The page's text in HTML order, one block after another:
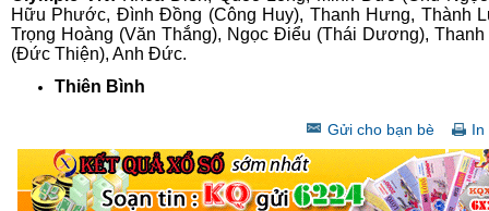
Hữu Phước, Đình Đồng (Công Huy), Thanh Hưng, Thành
Trọng Hoàng (Văn Thắng), Ngọc Điểu (Thái Dương), Thanh
(Đức Thiện), Anh Đức.
Thiên Bình
Gửi cho bạn bè In